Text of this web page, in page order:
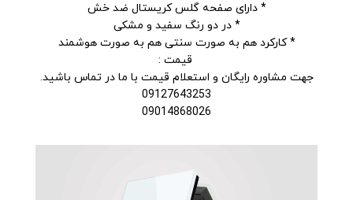
* دارای صفحه گلس کریستال ضد خش
* در دو رنگ سفید و مشکی
* کارکرد هم به صورت سنتی هم به صورت هوشمند
قیمت :
جهت مشاوره رایگان و استعلام قیمت با ما در تماس باشید.
09127643253
09014868026